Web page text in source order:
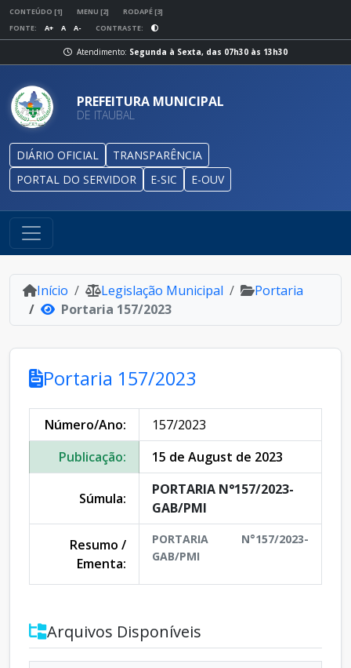
CONTEÚDO [1] MENU [2]
RODAPÉ [3]
FONTE:
A+ A A- CONTRASTE:
Atendimento: Segunda à Sexta, das 07h30 às 13h30
PREFEITURA MUNICIPAL
DE ITAUBAL
DIÁRIO OFICIAL
TRANSPARÊNCIA
PORTAL DO SERVIDOR
E-SIC E-OUV
Início Legislação Municipal
Portaria
Portaria 157/2023
Portaria 157/2023
Número/Ano:
157/2023
Publicação:
15 de August de 2023
Súmula:
PORTARIA N°157/2023-
GAB/PMI
Resumo /
Ementa:
PORTARIA N°157/2023-
GAB/PMI
Arquivos Disponíveis